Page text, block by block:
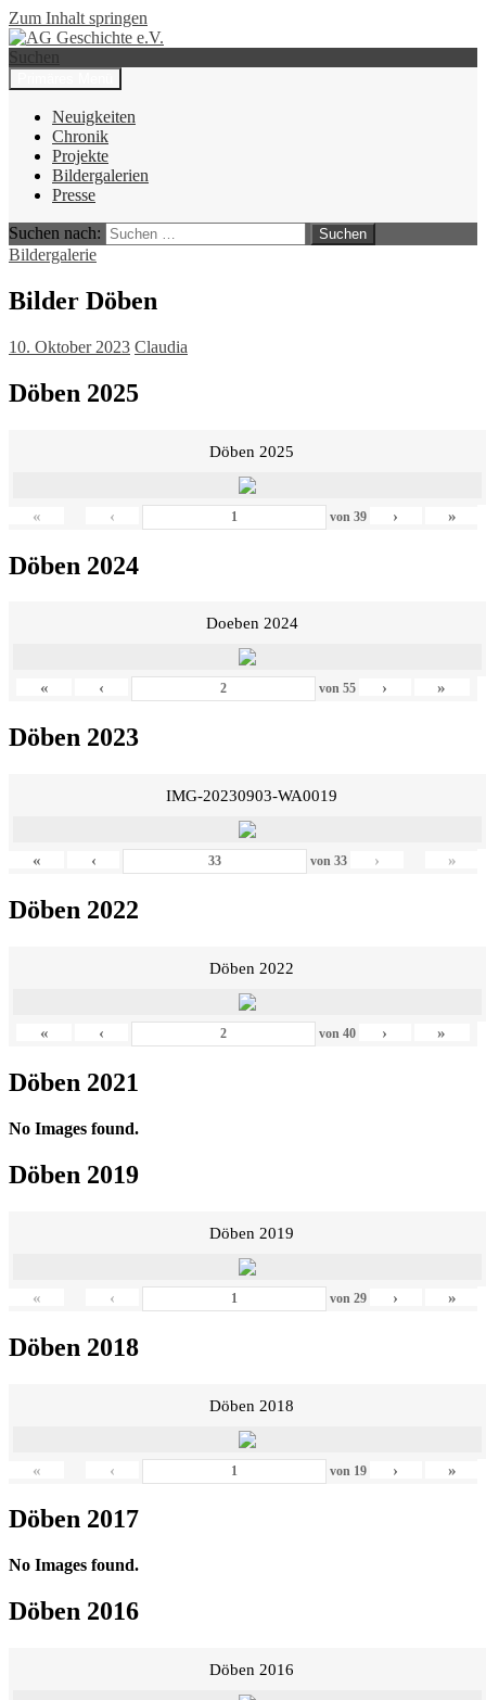
Zum Inhalt springen
AG Geschichte e.V.
Suchen
Neuigkeiten
Chronik
Projekte
Bildergalerien
Presse
Suchen nach:
Bildergalerie
Bilder Döben
10. Oktober 2023 Claudia
Döben 2025
Döben 2025
« ‹ von 39 › »
Döben 2024
Doeben 2024
« ‹ von 55 › »
Döben 2023
IMG-20230903-WA0019
« ‹ von33 › »
Döben 2022
Döben 2022
« ‹ von 40 › »
Döben 2021
No Images found.
Döben 2019
Döben 2019
« ‹ von 29 › »
Döben 2018
Döben 2018
« ‹ von 19 › »
Döben 2017
No Images found.
Döben 2016
Döben 2016